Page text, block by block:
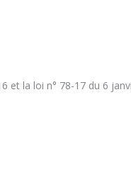
et la loi n° 78-17 du 6